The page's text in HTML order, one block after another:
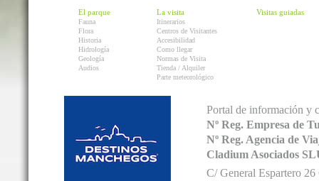
El parque
Fauna
Flora
Historia
Hidrología
Geología
Audios
La visita
Itinerarios
Centros de Visitantes
Accesibilidad
Como llegar
Normas de Visita
Tienda / Alquiler
Parte meteorológico
Visitas guiadas
Portal de información y
Nº Reg. Empresa de
Nº Reg. Agencia de
Cladium Asociados
C/ General Espartero